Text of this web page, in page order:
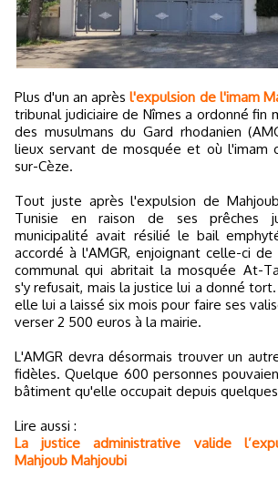
Plus d'un an aprèsl'expulsion de l'imam
tribunal judiciaire de Nîmes a ordonné fin
des musulmans du Gard rhodanien
lieux servant de mosquée et où l'imam
sur-Cèze.
Tout juste après l'expulsion de
Tunisie en raison de ses prêches
municipalité avait résilié le bail
accordé à l'AMGR, enjoignant celle-ci
communal qui abritait la mosquée At-
s'y refusait, mais la justice lui a donné
elle lui a laissé six mois pour faire ses
verser 2 500 euros à la mairie.
L'AMGR devra désormais trouver un
fidèles. Quelque 600 personnes
bâtiment qu'elle occupait depuis
Lire aussi :
La justice administrative valide
Mahjoub Mahjoubi